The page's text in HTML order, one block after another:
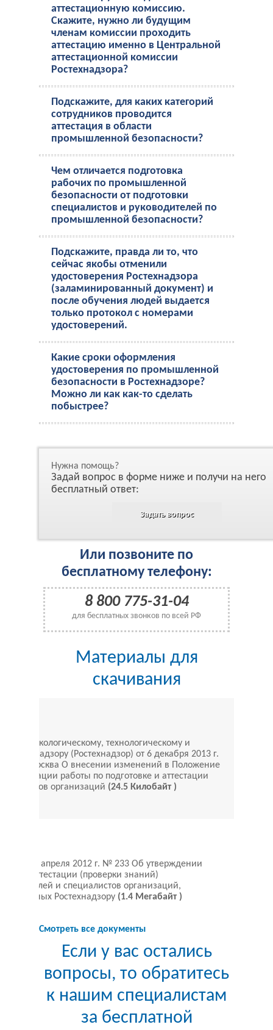
аттестационную комиссию.
Скажите, нужно ли будущим
членам комиссии проходить
аттестацию именно в Центральной
аттестационной комиссии
Ростехнадзора?
Подскажите, для каких категорий
сотрудников проводится
аттестация в области
промышленной безопасности?
Чем отличается подготовка
рабочих по промышленной
безопасности от подготовки
специалистов и руководителей по
промышленной безопасности?
Подскажите, правда ли то, что
сейчас якобы отменили
удостоверения Ростехнадзора
(заламинированный документ) и
после обучения людей выдается
только протокол с номерами
удостоверений.
Какие сроки оформления
удостоверения по промышленной
безопасности в Ростехнадзоре?
Можно ли как как-то сделать
побыстрее?
Нужна помощь?
Задай вопрос в форме ниже и получи на него
бесплатный ответ:
Задать вопрос
Или позвоните по
бесплатному телефону:
8 800 775-31-04
для бесплатных звонков по всей РФ
Материалы для
скачивания
по экологическому, технологическому и
надзору (Ростехнадзор) от 6 декабря 2013 г.
г. Москва О внесении изменений в Положение
организации работы по подготовке и аттестации
организаций (24.5 Килобайт )
от 6 апреля 2012 г. № 233 Об утверждении
аттестации (проверки знаний)
и специалистов организаций,
Ростехнадзору (1.4 Мегабайт )
Смотреть все документы
Если у вас остались
вопросы, то обратитесь
к нашим специалистам
за бесплатной